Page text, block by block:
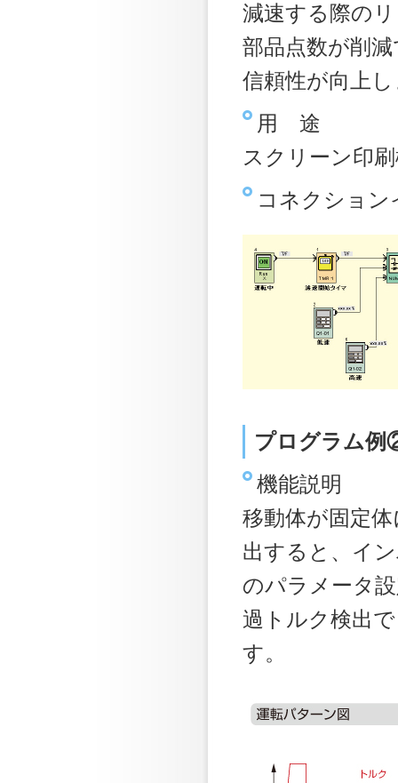
減速する際の
部品点数が削
信頼性が向上
用 途
スクリーン印
コネクション
プログラム例
機能説明
移動体が固定
出すると、イ
のパラメータ
過トルク検出
す。